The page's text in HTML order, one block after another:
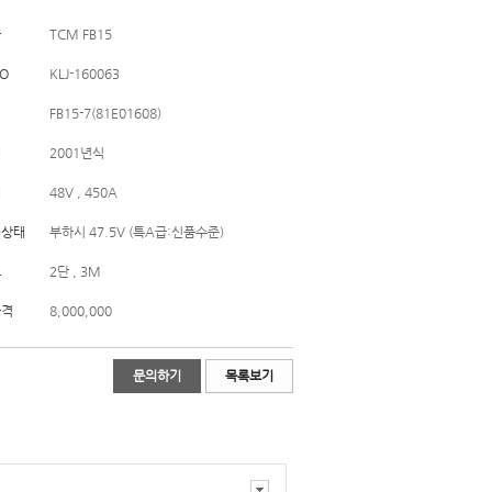
TCM FB15
KLJ-160063
FB15-7(81E01608)
2001년식
48V , 450A
태 부하시 47.5V (특A급:신품수준)
2단 , 3M
8,000,000
목록보기
문의하기